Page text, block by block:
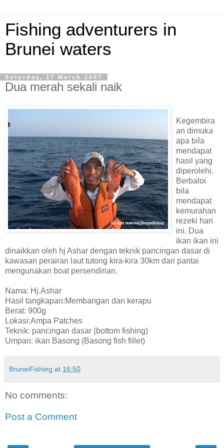
Fishing adventurers in
Brunei waters
Saturday, 17 March 2007
Dua merah sekali naik
Kegembira
an dimuka
apa bila
mendapat
hasil yang
diperolehi.
Berbaloi
bila
mendapat
kemurahan
rezeki hari
ini. Dua
ikan ikan ini
dinaikkan oleh hj Ashar dengan teknik pancingan dasar di
kawasan perairan laut tutong kira-kira 30km dari pantai
mengunakan boat persendirian.
Nama: Hj.Ashar
Hasil tangkapan:Membangan dan kerapu
Berat: 900g
Lokasi:Ampa Patches
Teknik: pancingan dasar (bottom fishing)
Umpan: ikan Basong (Basong fish fillet)
BruneiFishing at 16:50
No comments:
Post a Comment